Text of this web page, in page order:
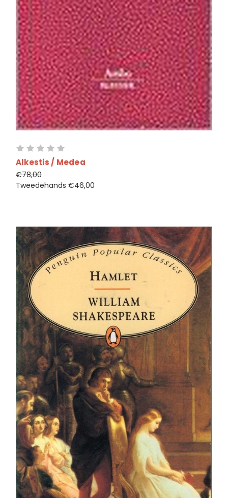
Alkestis / Medea
€78,00
Tweedehands €46,00